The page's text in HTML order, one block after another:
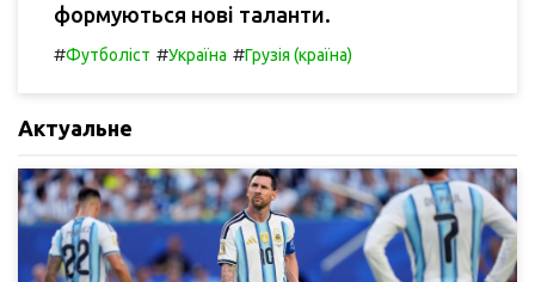
формуються нові таланти.
#Футболіст #Україна #Грузія (країна)
Актуальне